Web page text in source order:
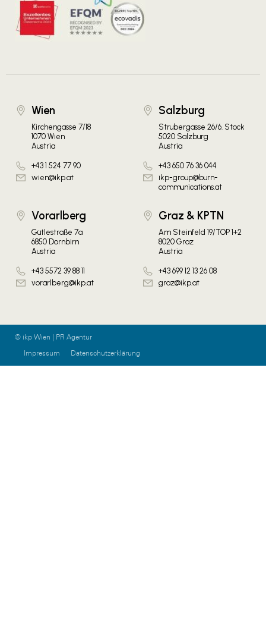
Wien
Kirchengasse 7/18
1070 Wien
Austria
+43 1 524 77 90
wien@ikp.at
Salzburg
Strubergasse 26/6. Stock
5020 Salzburg
Austria
+43 650 76 36 044
ikp-group@burn-
communications.at
Vorarlberg
Gütlestraße 7a
6850 Dornbirn
Austria
+43 5572 39 88 11
vorarlberg@ikp.at
Graz & KPTN
Am Steinfeld 19/TOP 1+2
8020 Graz
Austria
+43 699 12 13 26 08
graz@ikp.at
© ikp Wien | PR Agentur
Impressum
Datenschutzerklärung